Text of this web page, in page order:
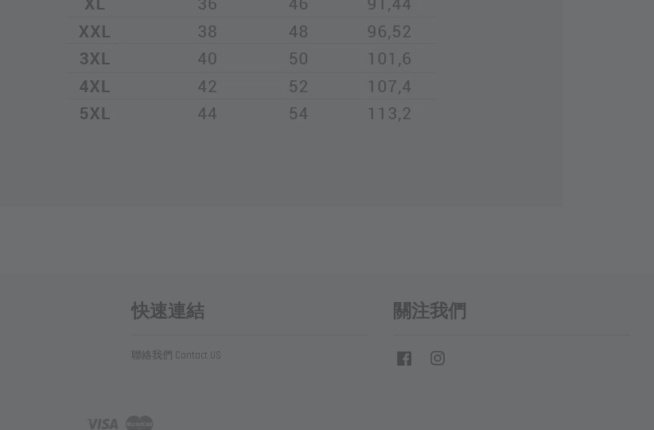
快速連結
聯絡我們 Contact US
關注我們
Facebook